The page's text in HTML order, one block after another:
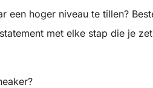
een hoger niveau te tillen?
met elke stap die je